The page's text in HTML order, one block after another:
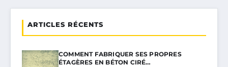
ARTICLES RÉCENTS
COMMENT FABRIQUER SES PROPRES
ÉTAGÈRES EN BÉTON CIRÉ…